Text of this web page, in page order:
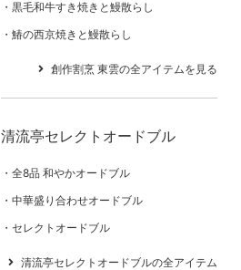
黒毛和牛すき焼きと鰻散らし
鰆の西京焼きと鰻散らし
創作割烹 東雲の全アイテムを見る
清流亭セレクトオードブル
全8品 和やかオードブル
中華盛り合わせオードブル
セレクトオードブル
清流亭セレクトオードブルの全アイテム